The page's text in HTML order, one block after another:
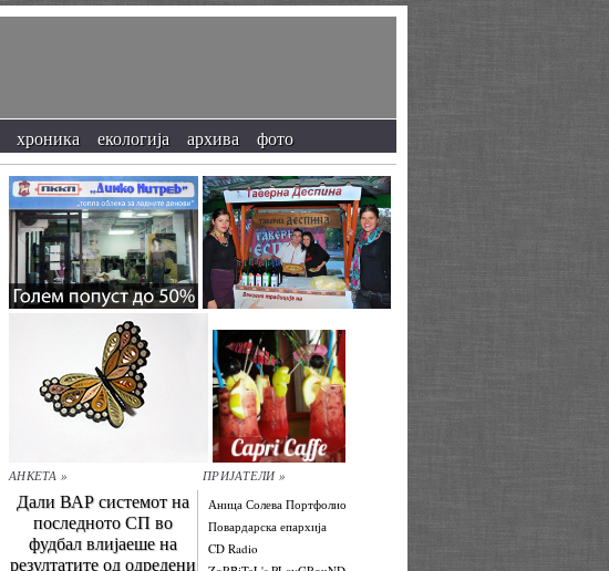
хроника екологија архива фото
АНКЕТА »
Дали ВАР системот на
последното СП во
фудбал влијаеше на
резултатите од одредени
ПРИЈАТЕЛИ »
Аница Солева Портфолио
Повардарска епархија
CD Radio